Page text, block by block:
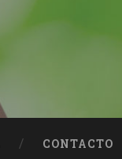
CONTACTO